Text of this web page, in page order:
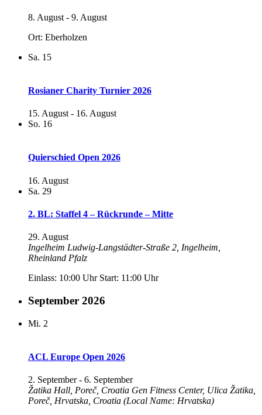
8. August - 9. August
Ort: Eberholzen
Sa. 15
Rosianer Charity Turnier 2026
15. August - 16. August
So. 16
Quierschied Open 2026
16. August
Sa. 29
2. BL: Staffel 4 – Rückrunde – Mitte
29. August
Ingelheim Ludwig-Langstädter-Straße 2, Ingelheim,
Rheinland Pfalz
Einlass: 10:00 Uhr Start: 11:00 Uhr
September 2026
Mi. 2
ACL Europe Open 2026
2. September- 6. September
Žatika Hall, Poreč, Croatia Gen Fitness Center, Ulica Žatika,
Poreč, Hrvatska, Croatia (Local Name: Hrvatska)